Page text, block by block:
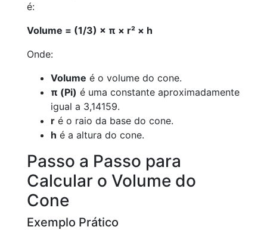
é:
Volume = (1/3) × π × r² × h
Onde:
Volume é o volume do cone.
π (Pi) é uma constante aproximadamente
igual a 3,14159.
r é o raio da base do cone.
h é a altura do cone.
Passo a Passo para
Calcular o Volume do
Cone
Exemplo Prático